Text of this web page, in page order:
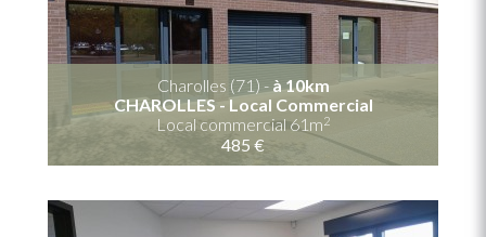
Charolles (71) - à 10km
CHAROLLES - Local Commercial
Local commercial 61m2
485 €